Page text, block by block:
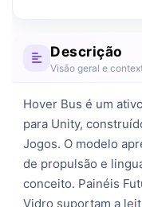
Descrição
Visão geral e
Hover Bus é um
para Unity,
Jogos. O modelo
de propulsão e
conceito. Painéis
Vidro suportam a